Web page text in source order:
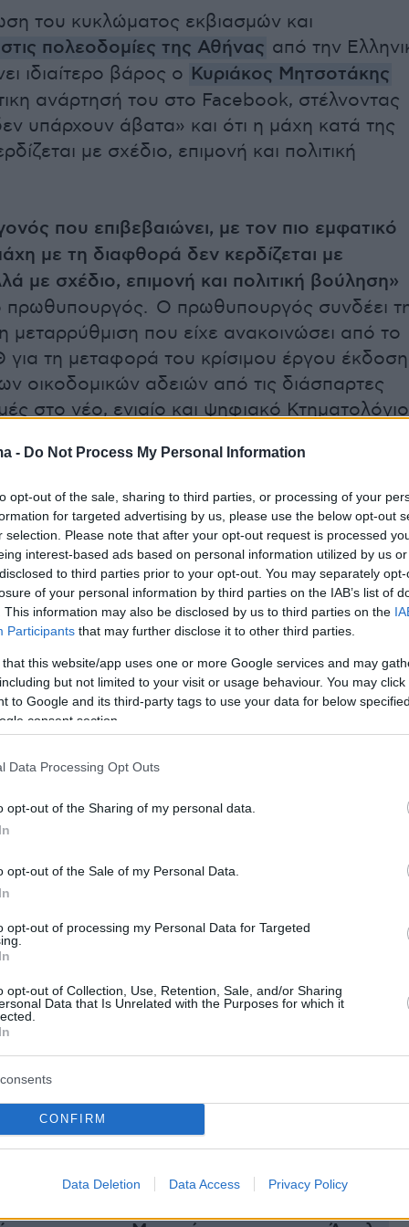
- Do Not Process My Personal Information
opt-out of the sale, sharing to third parties, or processing of your
for targeted advertising by us, please use the below opt-out
selection. Please note that after your opt-out request is processed
interest-based ads based on personal information utilized by us
to third parties prior to your opt-out. You may separately
of your personal information by third parties on the IAB’s list of
This information may also be disclosed by us to third parties on the
Participants that may further disclose it to other third parties.
that this website/app uses one or more Google services and may
but not limited to your visit or usage behaviour. You may
to Google and its third-party tags to use your data for below
consent section.
Data Processing Opt Outs
opt-out of the Sharing of my personal data.
opt-out of the Sale of my Personal Data.
opt-out of processing my Personal Data for Targeted
opt-out of Collection, Use, Retention, Sale, and/or Sharing
Data that Is Unrelated with the Purposes for which it
CONFIRM
Data Deletion Data Access Privacy Policy
του κυκλώματος εκβιασμών και
πολεοδομίες της Αθήνας από την
ιδιαίτερο βάρος ο Κυριάκος Μητσοτάκης
ανάρτησή του στο Facebook, στέλνοντας
υπάρχουν άβατα» και ότι η μάχη κατά της
με σχέδιο, επιμονή και πολιτική
που επιβεβαιώνει, με τον πιο εμφατικό
με τη διαφθορά δεν κερδίζεται με
με σχέδιο, επιμονή και πολιτική βούληση»
πρωθυπουργός. Ο πρωθυπουργός συνδέει
μεταρρύθμιση που είχε ανακοινώσει από το
τη μεταφορά του κρίσιμου έργου
οικοδομικών αδειών από τις διάσπαρτες
στο νέο, ενιαίο και ψηφιακό
όταν το κράτος αποκτά σύγχρονα
διαφάνειας και λογοδοσίας.
τονίζει ότι «γνωρίζουμε ότι οι εστίες
οι πελατειακές εξαρτήσεις
όταν το κράτος αποκτά σύγχρονα
διαφάνειας και λογοδοσίας. Το μήνυμα
δεν υπάρχουν άβατα, δεν υπάρχουν
ο Κυριάκος Μητσοτάκης
έξι ετών λειτουργίας του gov.gr
περισσότερους από 9 εκατομμύρια πολίτες
βεβαιώσεων.
το αφήγημα του εκσυγχρονισμού
Φροντίδα, τις περιφερειακές τηλεοπτικές
ευρωπαϊκό πλαίσιο για τη μετανάστευση, τη
αναθεώρηση, την ενίσχυση της απασχόλησης
αναπηρία, τον σιδηρόδρομο, την επιτάχυνση
αλλά και έργα πολιτισμού και αστικής
ειδική αναφορά στο μεταναστευτικό